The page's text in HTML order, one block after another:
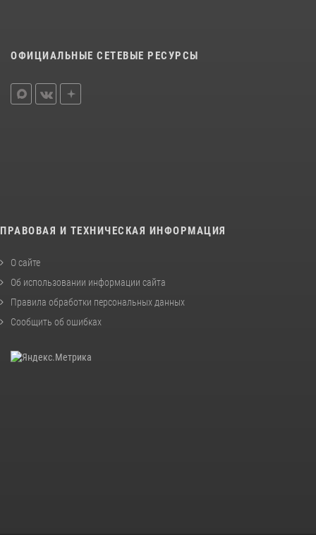
ОФИЦИАЛЬНЫЕ СЕТЕВЫЕ РЕСУРСЫ
ПРАВОВАЯ И ТЕХНИЧЕСКАЯ ИНФОРМАЦИЯ
О сайте
Об использовании информации сайта
Правила обработки персональных данных
Сообщить об ошибках